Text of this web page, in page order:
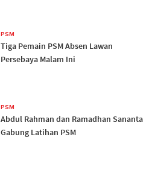
PSM
Tiga Pemain PSM Absen Lawan
Persebaya Malam Ini
PSM
Abdul Rahman dan Ramadhan Sananta
Gabung Latihan PSM